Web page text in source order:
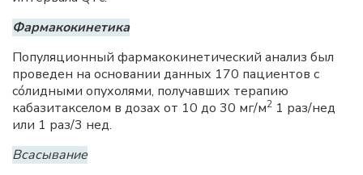
Фармакокинетика
Популяционный фармакокинетический анализ был
проведен на основании данных 170 пациентов с
сóлидными опухолями, получавших терапию
кабазитакселом в дозах от 10 до 30 мг/м2 1 раз/нед
или 1 раз/3 нед.
Всасывание